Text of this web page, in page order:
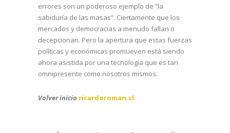
errores son un poderoso ejemplo de “la
sabiduría de las masas”. Ciertamente que los
mercados y democracias a menudo fallan o
decepcionan. Pero la apertura que estas fuerzas
políticas y económicas promueven está siendo
ahora asistida por una tecnología que es tan
omnipresente como nosotros mismos.
Volver inicio ricardoroman.cl